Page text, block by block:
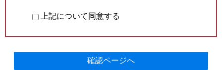
上記について同意する
確認ページへ